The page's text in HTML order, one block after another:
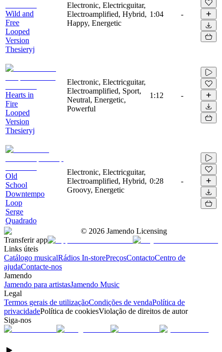
Wild and
Free
Looped
Version
Thesieryj
Electronic, Electricguitar,
Electroamplified, Hybrid,
Happy, Energetic
1:04 -
Hearts in
Fire
Looped
Version
Thesieryj
Electronic, Electricguitar,
Electroamplified, Sport,
Neutral, Energetic,
Powerful
1:12 -
Old
School
Downtempo
Loop
Serge
Quadrado
Electronic, Electricguitar,
Electroamplified, Hybrid,
Groovy, Energetic
0:28 -
© 2026 Jamendo Licensing
Transferir app
Links úteis
Catálogo musicalRádios In-storePreçosContactoCentro de
ajudaContacte-nos
Jamendo
Jamendo para artistasJamendo Music
Legal
Termos gerais de utilizaçãoCondições de vendaPolítica de
privacidadePolítica de cookiesViolação de direitos de autor
Siga-nos